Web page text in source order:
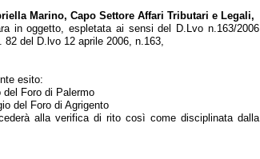
Marino, Capo Settore Affari Tributari e Legali,
in oggetto, espletata ai sensi del D.Lvo n.163/2006
del D.lvo 12 aprile 2006, n.163,
esito:
Foro di Palermo
del Foro di Agrigento
alla verifica di rito così come disciplinata dalla